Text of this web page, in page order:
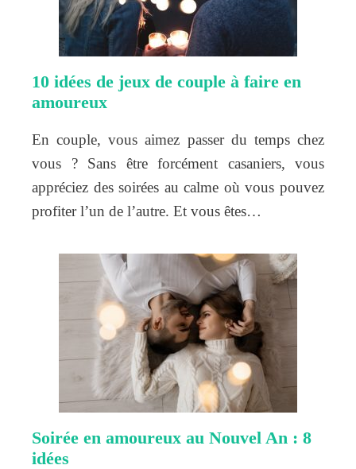
10 idées de jeux de couple à faire en
amoureux
En couple, vous aimez passer du temps chez
vous ? Sans être forcément casaniers, vous
appréciez des soirées au calme où vous pouvez
profiter l’un de l’autre. Et vous êtes…
Soirée en amoureux au Nouvel An : 8
idées